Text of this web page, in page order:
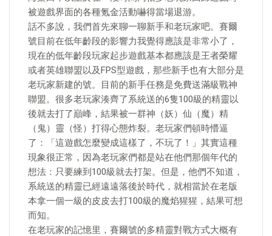
被遊戲界面的各種氪金活動嚇得當場退游。
話不多說，我們首先來聊一聊新手和老玩家吧。賽爾
號目前在低年齡段的影響力我覺得應該是非常小了，
現在的低年齡段玩家起步遊戲基本都應該是王者榮耀
或者英雄聯盟以及FPS型遊戲，那些新手也有大部分是
老玩家新建的號。目前的新手任務是免費送滿級戰神
聯盟。很多老玩家湊齊了系統送的6隻100級的精靈以
後就去打了巔峰，結果被一群神（妖）仙（魔）精
（鬼）靈（怪）打得心態炸裂。老玩家們頓時懵逼
了：「這遊戲怎麼變成這樣了，不玩了！」其實這種
現象很正常，因為老玩家們都是站在他們那個年代的
想法：只要練到100級就去打架。但是，他們不知道，
系統送的精靈已經遠遠落後於時代，就相當於在老版
本拿一個一級的皮皮去打100級的魔焰猩猩，結果可想
而知。
在老玩家的記憶里，賽爾號的多精靈對戰方式大概有